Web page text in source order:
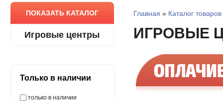
ПОКАЗАТЬ КАТАЛОГ
Игровые центры
Только в наличии
только в наличии
Главная » Каталог товаров
ИГРОВЫЕ